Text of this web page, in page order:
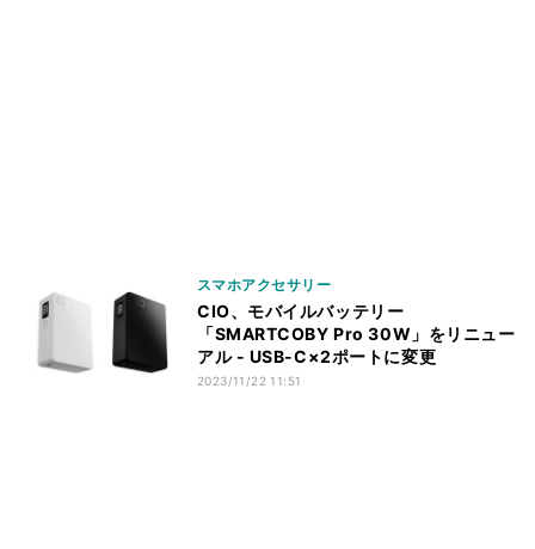
スマホアクセサリー
CIO、モバイルバッテリー
「SMARTCOBY Pro 30W」をリニュー
アル - USB-C×2ポートに変更
2023/11/22 11:51